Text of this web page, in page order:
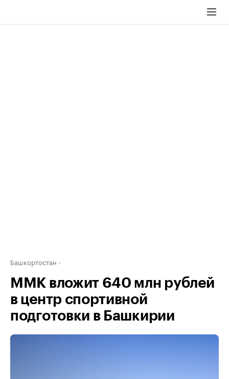
Башкортостан
ММК вложит 640 млн рублей
в центр спортивной
подготовки в Башкирии